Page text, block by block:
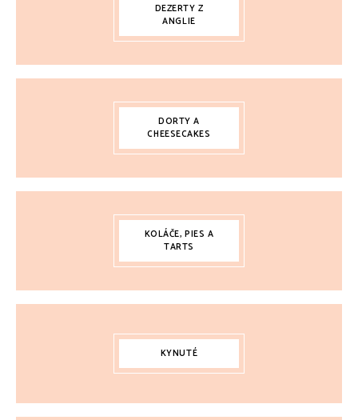
DEZERTY Z
ANGLIE
DORTY A
CHEESECAKES
KOLÁČE, PIES A
TARTS
KYNUTÉ